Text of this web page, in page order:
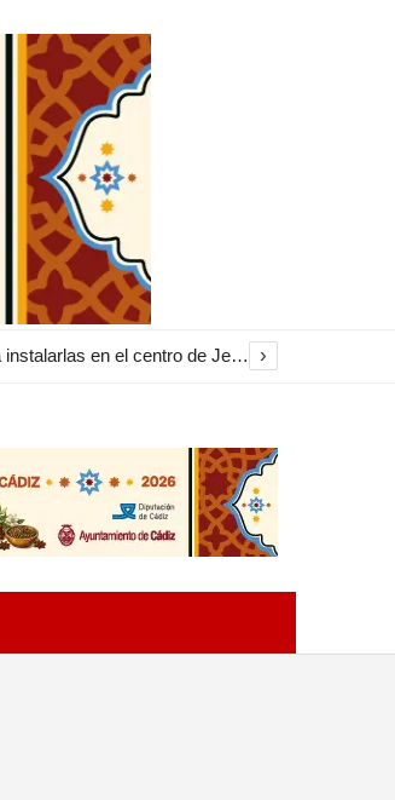
El Ayuntamiento inicia la restauración de las marquesinas de Plaza Esteve para volver a instalarlas en el centro de Jerez ›